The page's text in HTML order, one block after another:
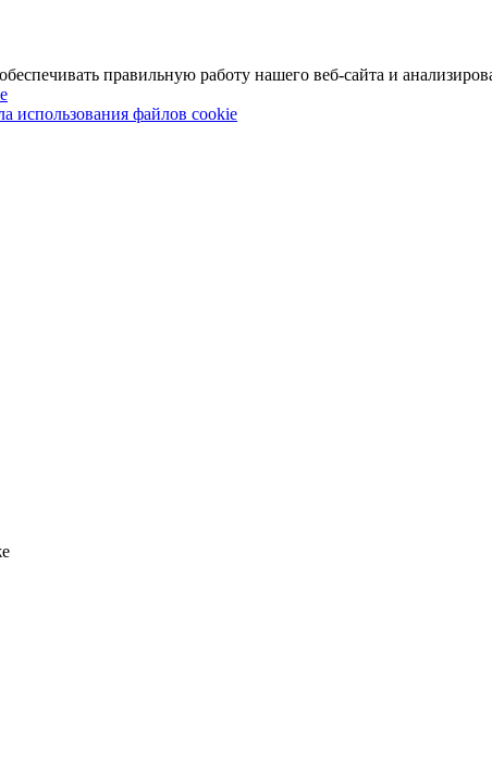
правильную работу нашего веб-сайта и
использования файлов cookie